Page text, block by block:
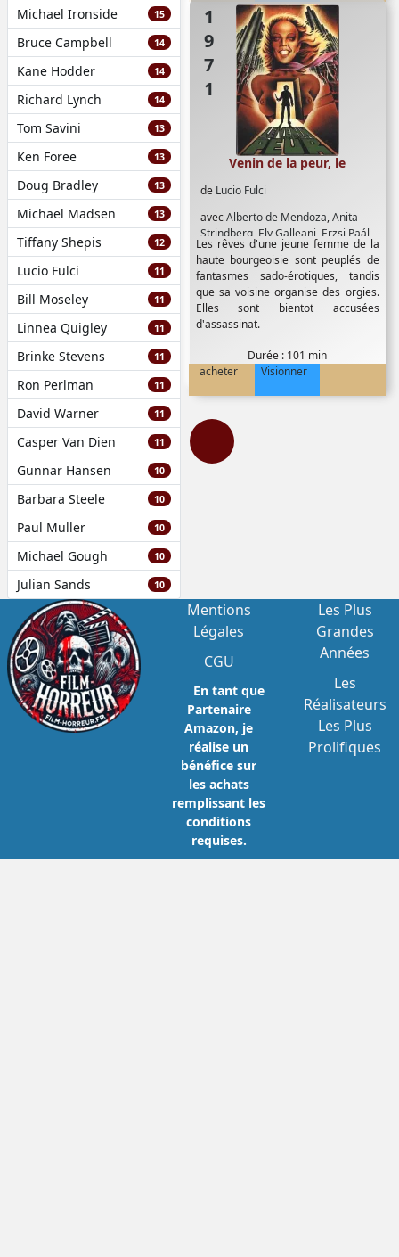
Michael Ironside 15
Bruce Campbell 14
Kane Hodder 14
Richard Lynch 14
Tom Savini 13
Ken Foree 13
Doug Bradley 13
Michael Madsen 13
Tiffany Shepis 12
Lucio Fulci 11
Bill Moseley 11
Linnea Quigley 11
Brinke Stevens 11
Ron Perlman 11
David Warner 11
Casper Van Dien 11
Gunnar Hansen 10
Barbara Steele 10
Paul Muller 10
Michael Gough 10
Julian Sands 10
1971
de Lucio Fulci
avecAlberto de Mendoza,Anita
Strindberg, Ely Galleani Erzsi Paál
Ezio Marano,Florinda Bolkan,
Franco Balducci,Gaetano Imbró,
Georges Rigaud,Jean Sorel,
Leo
Genn, Mike Kennedy,Penny Brown,
Silvia Monti, Stanley Baker
Venin de la peur, le
Les rêves d'une jeune femme de la
haute bourgeoisie sont peuplés de
fantasmes sado-érotiques, tandis
que sa voisine organise des orgies.
Elles sont bientot accusées
d'assassinat.
Durée : 101 min
acheter
Visionner
Mentions
Légales
CGU
En tant que
Partenaire
Amazon, je
réalise un
bénéfice sur
les achats
remplissant les
conditions
requises.
Les Plus
Grandes
Années
Les
Réalisateurs
Les Plus
Prolifiques